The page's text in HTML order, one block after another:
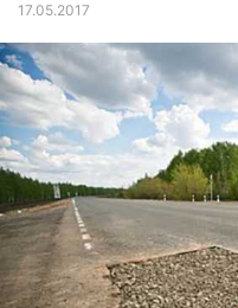
17.05.2017